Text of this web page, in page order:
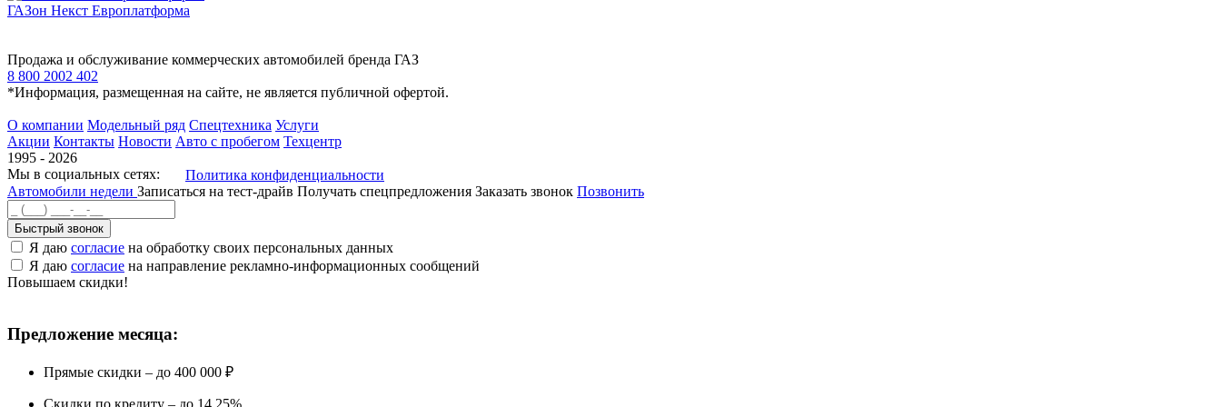
ГАЗон Некст Европлатформа
Продажа и обслуживание коммерческих автомобилей бренда ГАЗ
8 800 2002 402
*Информация, размещенная на сайте, не является публичной офертой.
О компании Модельный ряд Спецтехника Услуги
Акции Контакты Новости Авто с пробегом Техцентр
1995 - 2026
Мы в социальных сетях:
Политика конфиденциальности
Автомобили недели Записаться на тест-драйв Получать спецпредложения Заказать звонок Позвонить
Быстрый звонок
Я даю согласие на обработку своих персональных данных
Я даю согласие на направление рекламно-информационных сообщений
Повышаем скидки!
Предложение месяца:
Прямые скидки – до 400 000 ₽
Скидки по кредиту – до 14,25%